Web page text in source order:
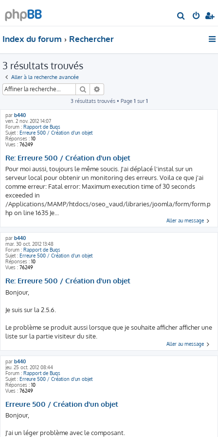
e
e
Index du forum Rechercher
3 résultats trouvés
Aller à la recherche avancée
Rechercher
3 résultats trouvés • Page 1 sur 1
par b440
ven. 2 nov. 2012 14:07
Forum : Rapport de Bugs
Sujet : Erreure 500 / Création d'un objet
Réponses : 10
Vues : 76249
Re: Erreure 500 / Création d'un objet
Pour moi aussi, toujours le même soucis. J'ai déplacé l'instal sur un
serveur local pour obtenir un monitoring des erreurs. Voila ce que j'ai
comme erreur: Fatal error: Maximum execution time of 30 seconds
exceeded in
/Applications/MAMP/htdocs/oseo_vaud/libraries/joomla/form/form.p
hp on line 1635 Je...
Aller au message
par b440
mar. 30 oct. 2012 13:48
Forum : Rapport de Bugs
Sujet : Erreure 500 / Création d'un objet
Réponses : 10
Vues : 76249
Re: Erreure 500 / Création d'un objet
Bonjour,
Je suis sur la 2.5.6.
Le problème se produit aussi lorsque que je souhaite afficher afficher une
liste sur la partie visiteur du site.
Aller au message
par b440
jeu. 25 oct. 2012 08:44
Forum : Rapport de Bugs
Sujet : Erreure 500 / Création d'un objet
Réponses : 10
Vues : 76249
Erreure 500 / Création d'un objet
Bonjour,
J'ai un léger problème avec le composant.